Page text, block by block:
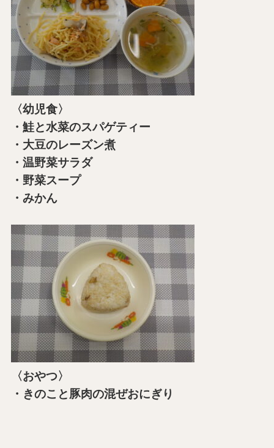
〈幼児食〉
・鮭と水菜のスパゲティー
・大豆のレーズン煮
・温野菜サラダ
・野菜スープ
・みかん
〈おやつ〉
・きのこと豚肉の混ぜおにぎり